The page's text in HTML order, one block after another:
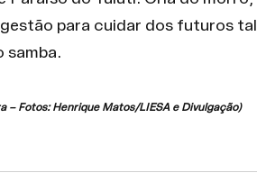
gestão para cuidar dos futuros
samba.
– Fotos: Henrique Matos/LIESA e Divulgação)